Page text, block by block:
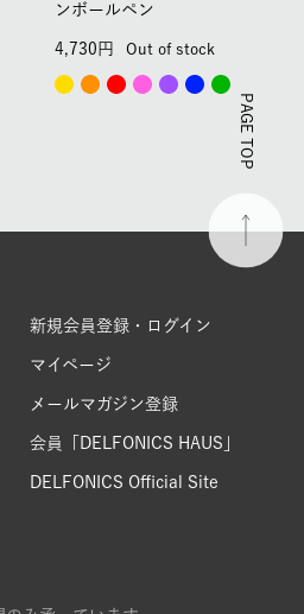
ンボールペン
4,730 Out of stock
PAGE TOP
新規会員登録・ログイン
マイページ
メールマガジン登録
会員「DELFONICS HAUS」
DELFONICS Official Site